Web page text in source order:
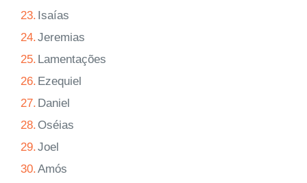
23. Isaías
24.Jeremias
25. Lamentações
26. Ezequiel
27. Daniel
28. Oséias
29.Joel
30.Amós